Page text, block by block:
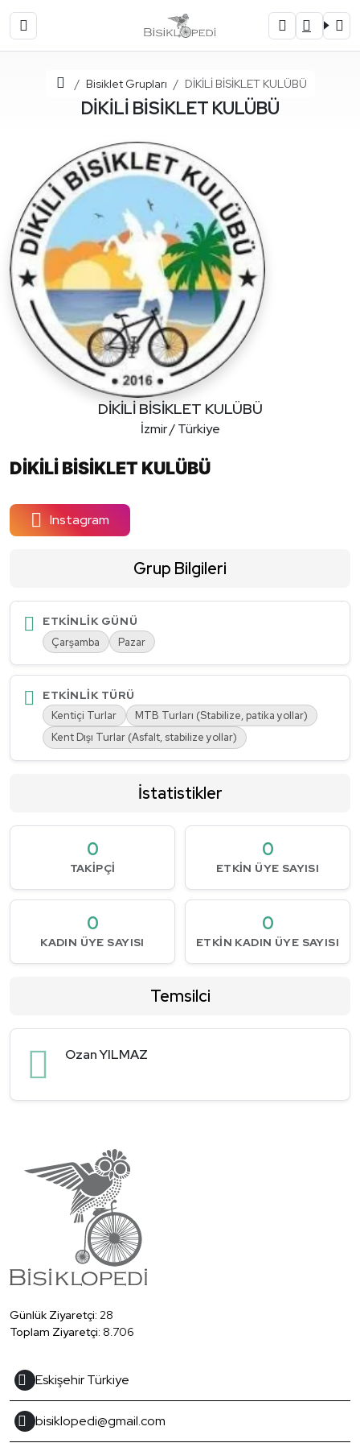
Ana SayfaBisiklet Grupları DİKİLİ BİSİKLET KULÜBÜ
DİKİLİ BİSİKLET KULÜBÜ
DİKİLİ BİSİKLET KULÜBÜ
İzmir / Türkiye
DİKİLİ BİSİKLET KULÜBÜ
Instagram
Grup Bilgileri
ETKINLIK GÜNÜ
Çarşamba Pazar
ETKINLIK TÜRÜ
Kentiçi Turlar
MTB Turları (Stabilize, patika yollar)
Kent Dışı Turlar (Asfalt, stabilize yollar)
İstatistikler
0
TAKIPÇI
0
ETKIN ÜYE SAYISI
0
KADIN ÜYE SAYISI
0
ETKIN KADIN ÜYE SAYISI
Temsilci
Ozan YILMAZ
Günlük Ziyaretçi: 28
Toplam Ziyaretçi: 8.706
Eskişehir Türkiye
bisiklopedi@gmail.com